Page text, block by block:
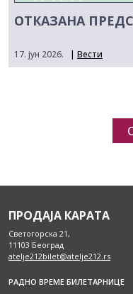
ОТКАЗАНА
17. јун 2026. | Вести
ПРОДАЈА КАРАТА
Светогорска 21,
11103 Београд
atelje212bilet@atelje212.rs
РАДНО ВРЕМЕ БИЛЕТАРНИЦЕ